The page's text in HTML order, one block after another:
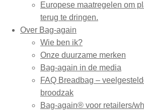
Europese maatregelen om
terug te dringen.
Over Bag-again
Wie ben ik?
Onze duurzame merken
Bag-again in de media
FAQ Breadbag –
broodzak
Bag-again® voor retailers/